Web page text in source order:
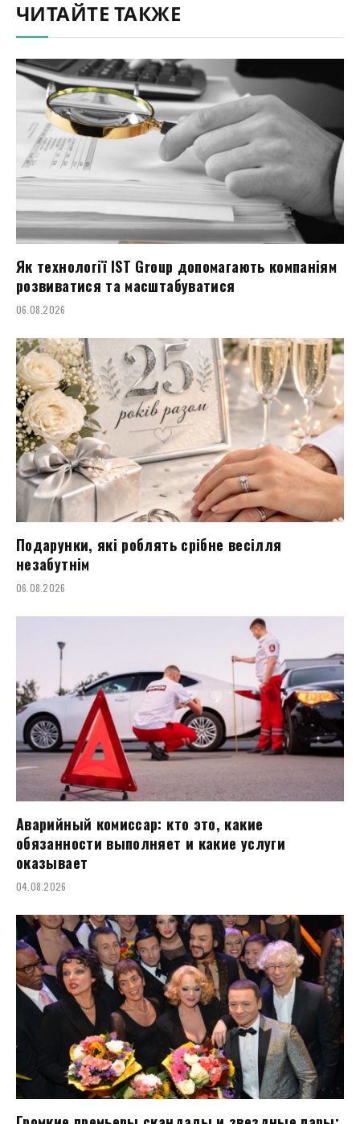
ЧИТАЙТЕ ТАКЖЕ
Як технології IST Group допомагають компаніям
розвиватися та масштабуватися
06.08.2026
Подарунки, які роблять срібне весілля
незабутнім
06.08.2026
Аварийный комиссар: кто это, какие
обязанности выполняет и какие услуги
оказывает
04.08.2026